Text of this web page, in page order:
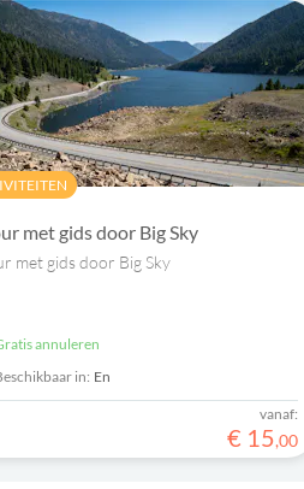
met gids door Big Sky
met gids door Big Sky
Gratis annuleren
in: En
vanaf:
€ 15,00